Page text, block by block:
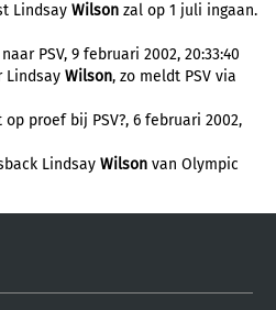
Lindsay Wilson zal op 1 juli ingaan.
PSV, 9 februari 2002, 20:33:40
Lindsay Wilson, zo meldt PSV via
proef bij PSV?, 6 februari 2002,
Lindsay Wilson van Olympic